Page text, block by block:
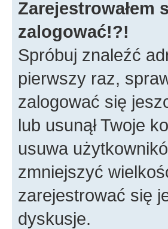
Zarejestrowałem
zalogować!?!
Spróbuj znaleźć
pierwszy raz,
zalogować się
lub usunął Twoje
usuwa
zmniejszyć
zarejestrować się
dyskusje.